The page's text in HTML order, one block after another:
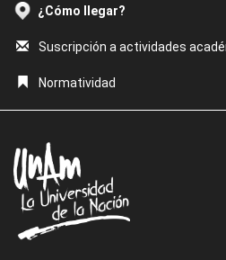
¿Cómo llegar?
Suscripción a actividades
Normatividad